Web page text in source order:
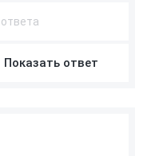
Показать ответ